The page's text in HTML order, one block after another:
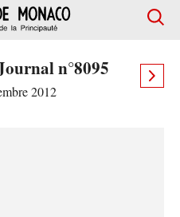
n°8095
2012